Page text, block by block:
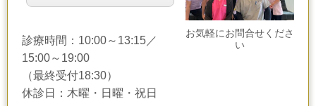
お気軽にお問合せくださ
い
診療時間：10:00～13:15／
15:00～19:00
（最終受付18:30）
休診日：木曜・日曜・祝日